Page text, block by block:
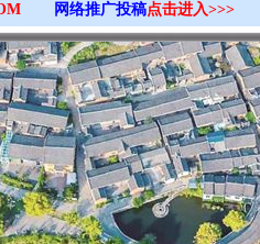
网络推广投稿点击进入>>>